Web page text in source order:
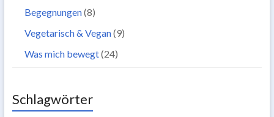
Begegnungen(8)
Vegetarisch & Vegan(9)
Was mich bewegt(24)
Schlagwörter